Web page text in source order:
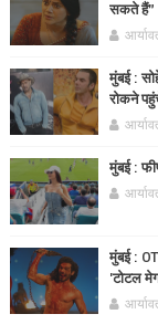
सकते हैं”
मुंबई :
रोकने
मुंबई :
मुंबई :
'टोटल